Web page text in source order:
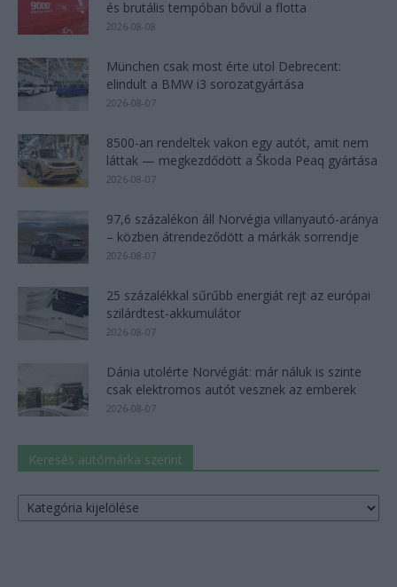
és brutális tempóban bővül a flotta
2026-08-08
München csak most érte utol Debrecent:
elindult a BMW i3 sorozatgyártása
2026-08-07
8500-an rendeltek vakon egy autót, amit nem
láttak — megkezdődött a Škoda Peaq gyártása
2026-08-07
97,6 százalékon áll Norvégia villanyautó-aránya
– közben átrendeződött a márkák sorrendje
2026-08-07
25 százalékkal sűrűbb energiát rejt az európai
szilárdtest-akkumulátor
2026-08-07
Dánia utolérte Norvégiát: már náluk is szinte
csak elektromos autót vesznek az emberek
2026-08-07
Keresés autómárka szerint
Keresés
autómárka